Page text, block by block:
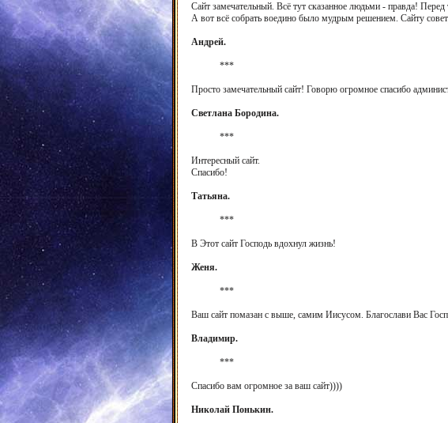
Сайт замечательный. Всё тут сказанное людьми - правда!
А вот всё собрать воедино было мудрым решением. Сайту
Андрей.
***
Просто замечательный сайт! Говорю огромное спасибо
Светлана Бородина.
***
Интересный сайт.
Спасибо!
Татьяна.
***
В Этот сайт Господь вдохнул жизнь!
Женя.
***
Ваш сайт помазан с выше, самим Иисусом. Благослави Вас
Владимир.
***
Спасибо вам огромное за ваш сайт))))
Николай Понькин.